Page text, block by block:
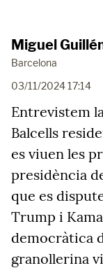
Miguel
Barcelona
03/11/2024 17:14
Entrevistem
Balcells
es viuen les
presidència
que es
Trump i
democràtica
granollerina